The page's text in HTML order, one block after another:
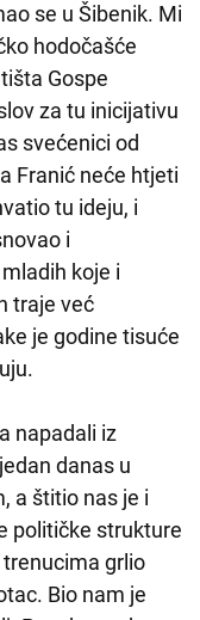
se u Šibenik. Mi
hodočašće
Gospe
za tu inicijativu
svećenici od
Franić neće htjeti
tu ideju, i
i
koje i
traje već
je godine tisuće
napadali iz
danas u
a štitio nas je i
političke strukture
grlio
Bio nam je